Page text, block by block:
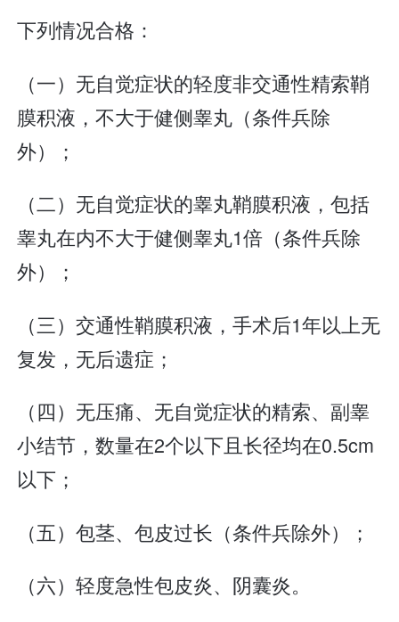
下列情况合格：
（一）无自觉症状的轻度非交通性精索鞘
膜积液，不大于健侧睾丸（条件兵除
外）；
（二）无自觉症状的睾丸鞘膜积液，包括
睾丸在内不大于健侧睾丸1倍（条件兵除
外）；
（三）交通性鞘膜积液，手术后1年以上无
复发，无后遗症；
（四）无压痛、无自觉症状的精索、副睾
小结节，数量在2个以下且长径均在0.5cm
以下；
（五）包茎、包皮过长（条件兵除外）；
（六）轻度急性包皮炎、阴囊炎。